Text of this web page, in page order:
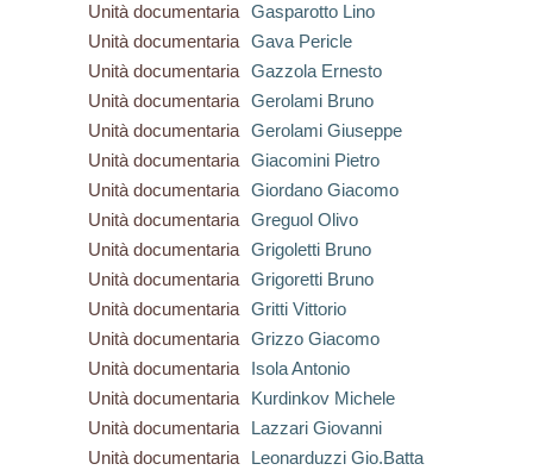
Unità documentaria
Gasparotto Lino
Unità documentaria
Gava Pericle
Unità documentaria
Gazzola Ernesto
Unità documentaria
Gerolami Bruno
Unità documentaria
Gerolami Giuseppe
Unità documentaria
Giacomini Pietro
Unità documentaria
Giordano Giacomo
Unità documentaria
Greguol Olivo
Unità documentaria
Grigoletti Bruno
Unità documentaria
Grigoretti Bruno
Unità documentaria
Gritti Vittorio
Unità documentaria
Grizzo Giacomo
Unità documentaria
Isola Antonio
Unità documentaria
Kurdinkov Michele
Unità documentaria
Lazzari Giovanni
Unità documentaria
Leonarduzzi Gio.Batta